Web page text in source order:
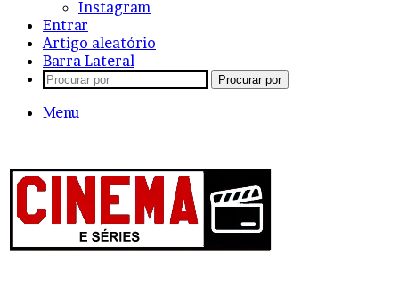
Instagram
Entrar
Artigo aleatório
Barra Lateral
Procurar por
Menu